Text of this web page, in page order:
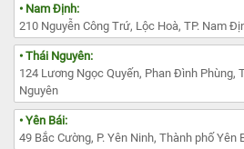
• Nam Định:
210 Nguyễn Công Trứ, Lộc Hoà, TP. Nam
• Thái Nguyên:
124 Lương Ngọc Quyến, Phan Đình Phùng,
Nguyên
• Yên Bái:
49 Bắc Cường, P. Yên Ninh, Thành phố Yên